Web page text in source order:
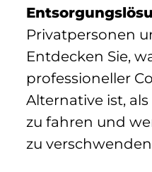
Privatpersonen
Entdecken Sie,
professioneller
Alternative ist,
zu fahren und
zu